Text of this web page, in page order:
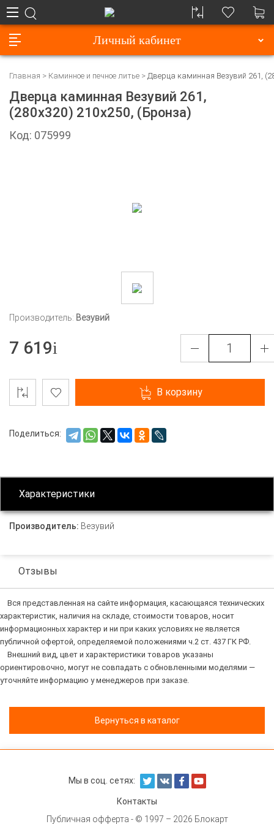
Личный кабинет
Главная Каминное и печное литье Дверца каминная Везувий 261,
Дверца каминная Везувий 261,
(280х320) 210х250, (Бронза)
Код: 075999
Производитель: Везувий
7 619
В корзину
Поделиться:
Характеристики
Производитель: Везувий
Отзывы
Вся представленная на сайте информация, касающаяся технических
характеристик, наличия на складе, стоимости товаров, носит
информационных характер и ни при каких условиях не является
публичной офертой, определяемой положениями ч.2 ст. 437 ГК РФ.
Внешний вид, цвет и характеристики товаров указаны
ориентировочно, могут не совпадать с обновленными моделями —
уточняйте информацию у менеджеров при заказе.
Вернуться в каталог
Мы в соц. сетях:
Контакты
Публичная офферта - © 1997 – 2026 Блокарт